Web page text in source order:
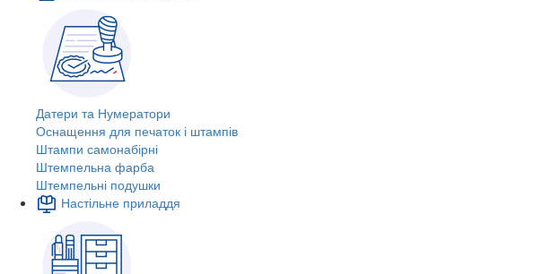
Датери та Нумератори
Оснащення для печаток і штампів
Штампи самонабірні
Штемпельна фарба
Штемпельні подушки
Настільне приладдя